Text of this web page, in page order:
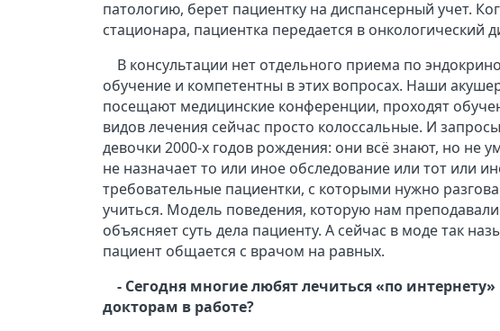
патологию, берет пациентку на диспансерный учет.
стационара, пациентка передается в онкологический
В консультации нет отдельного приема по
обучение и компетентны в этих вопросах. Наши
посещают медицинские конференции, проходят
видов лечения сейчас просто колоссальные. И
девочки 2000-х годов рождения: они всё знают, но
не назначает то или иное обследование или тот или
требовательные пациентки, с которыми нужно
учиться. Модель поведения, которую нам преподавали
объясняет суть дела пациенту. А сейчас в моде так
пациент общается с врачом на равных.
- Сегодня многие любят лечиться «по
докторам в работе?